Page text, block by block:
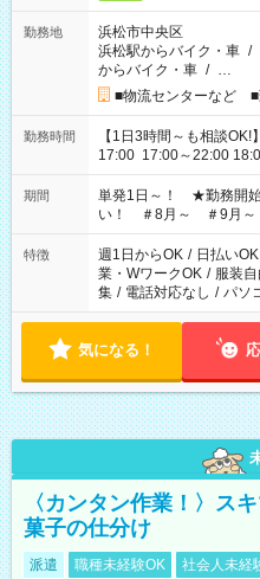
勤務地
浜松市中央区
浜松駅からバイク・車 /
からバイク・車 / …
■物流センターなど ■
勤務時間
【1日3時間～も相談OK!】 ＜シフト例＞ 9:00～12:00 12:00～
17:00 17:00～22:00 18:00～21:00 な
お気軽にご相談ください
期間
単発1日～！ ★勤務開始
い！ ＃8月～ ＃9月～
特徴 週1日からOK / 日払いOK
業・WワークOK / 服装自
集 / 電話対応なし / パソ
気になる！
〈カンタン作業！〉ス
菓子の仕分け
派遣 職種未経験OK 社会人未経